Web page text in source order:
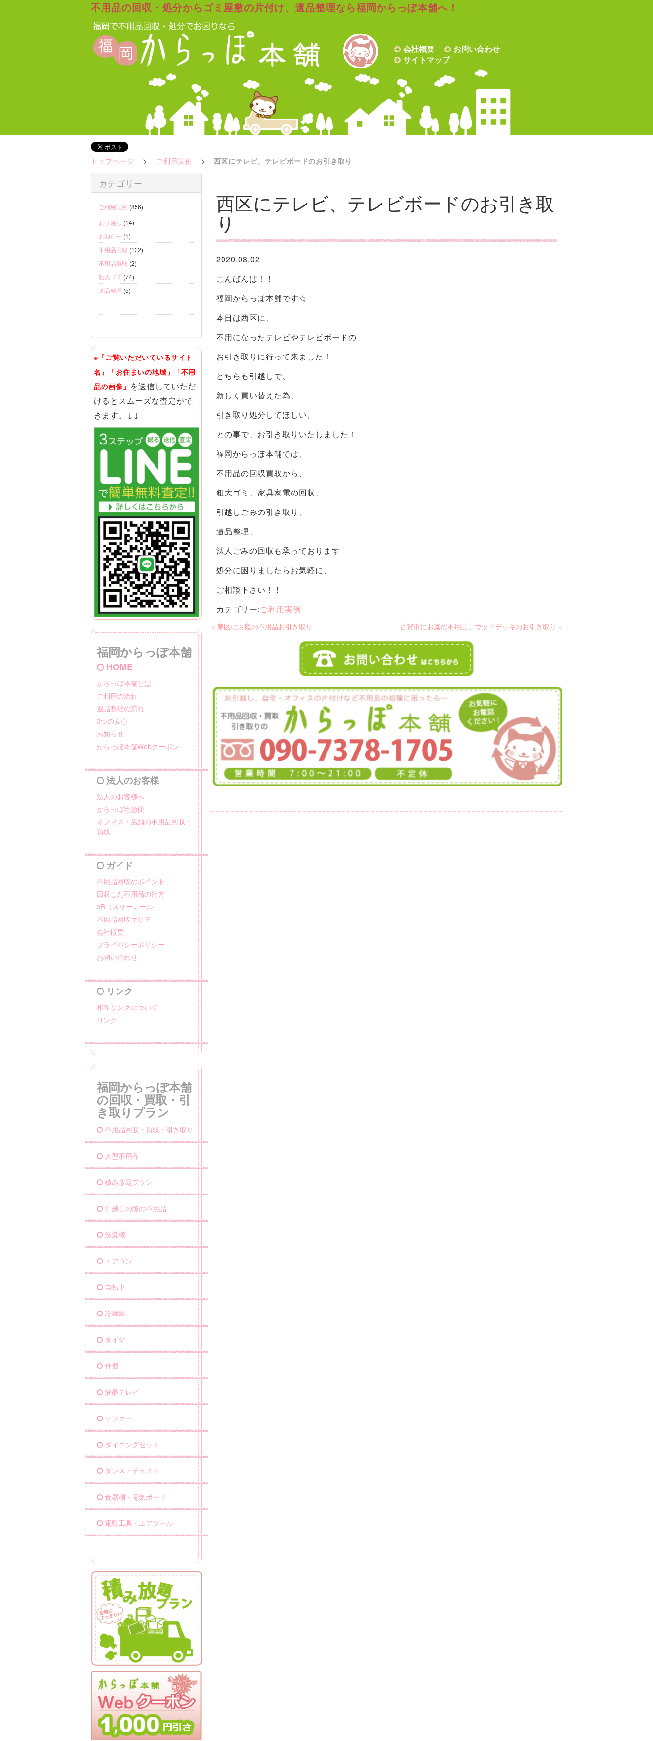
不用品の回収・処分からゴミ屋敷の片付け、遺品整理なら福岡からっぽ本舗へ！
会社概要
お問い合わせ
サイトマップ
トップページ > ご利用実例 > 西区にテレビ、テレビボードのお引き取り
カテゴリー
ご利用実例 (856)
お引越し (14)
お知らせ (1)
不用品回収 (132)
不用品買取 (2)
粗大ゴミ (74)
遺品整理 (5)
※「ご覧いただいているサイト
名」「お住まいの地域」「不用
品の画像」 を送信していただ
けるとスムーズな査定がで
きます。↓↓
福岡からっぽ本舗
HOME
からっぽ本舗とは
ご利用の流れ
遺品整理の流れ
3つの安心
お知らせ
からっぽ本舗Webクーポン
法人のお客様
法人のお客様へ
からっぽ宅急便
オフィス・店舗の不用品回収・
買取
ガイド
不用品回収のポイント
回収した不用品の行方
3R（スリーアール）
不用品回収エリア
会社概要
プライバシーポリシー
お問い合わせ
リンク
相互リンクについて
リンク
福岡からっぽ本舗
の回収・買取・引
き取りプラン
不用品回収・買取・引き取り
大型不用品
積み放題プラン
引越しの際の不用品
洗濯機
エアコン
自転車
冷蔵庫
タイヤ
什器
液晶テレビ
ソファー
ダイニングセット
タンス・チェスト
食器棚・電気ボード
電動工具・エアツール
西区にテレビ、テレビボードのお引き取
り
2020.08.02
こんばんは！！
福岡からっぽ本舗です☆
本日は西区に、
不用になったテレビやテレビボードの
お引き取りに行って来ました！
どちらも引越しで、
新しく買い替えた為、
引き取り処分してほしい。
との事で、お引き取りいたしました！
福岡からっぽ本舗では、
不用品の回収買取から、
粗大ゴミ、家具家電の回収、
引越しごみの引き取り、
遺品整理、
法人ごみの回収も承っております！
処分に困りましたらお気軽に、
ご相談下さい！！
カテゴリー:ご利用実例
« 東区にお庭の不用品お引き取り 古賀市にお庭の不用品、ウッドデッキのお引き取り »